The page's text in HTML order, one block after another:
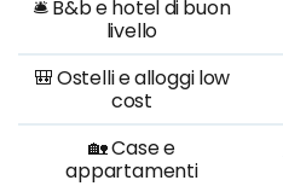
🛎️ B&b e hotel di buon
livello
🎒 Ostelli e alloggi low
cost
🏡 Case e
appartamenti